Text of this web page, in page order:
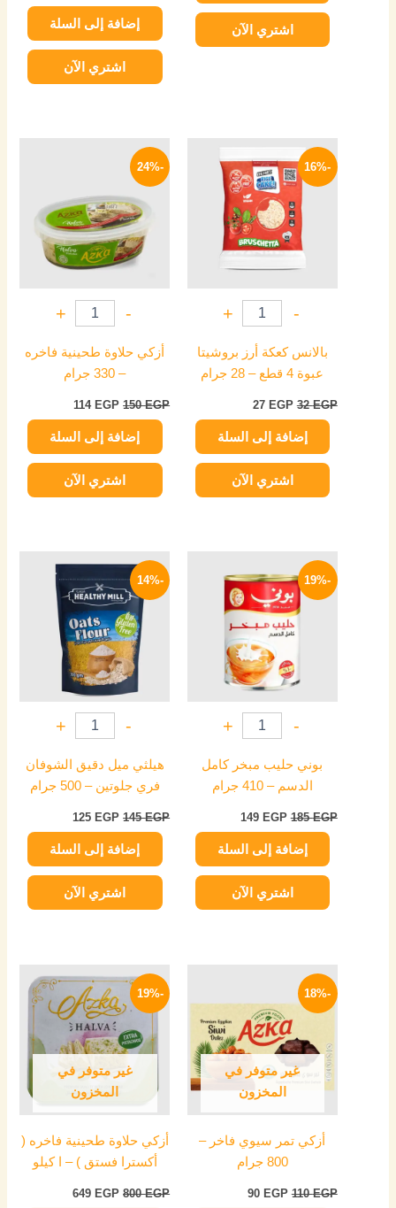
اشتري الآن إضافة إلى السلة
اشتري الآن
-16%
-
+
بالانس كعكة أرز بروشيتا
عبوة 4 قطع – 28 جرام
32EGP
الأصلي
هو:
32 EGP.
27 EGP
الحالي
هو:
27 EGP.
إضافة إلى السلة
اشتري الآن
-24%
-
+
أزكي حلاوة طحينية فاخره
– 330 جرام
150EGP
114 EGP
إضافة إلى السلة
اشتري الآن
-19%
-
+
بوني حليب مبخر كامل
الدسم – 410 جرام
185EGP
الأصلي
هو:
185 EGP.
149 EGP
الحالي
هو:
149 EGP.
إضافة إلى السلة
اشتري الآن
-14%
-
+
هيلثي ميل دقيق الشوفان
فري جلوتين – 500 جرام
145EGP
هو:
145 EGP.
125 EGP
الحالي
هو:
125 EGP.
إضافة إلى السلة
اشتري الآن
-18%
غير متوفر في
المخزون
أزكي تمر سيوي فاخر –
800 جرام
110EGP
هو:
110 EGP.
90 EGP
هو:
-19%
غير متوفر في
المخزون
أزكي حلاوة طحينية فاخره (
أكسترا فستق ) – ا كيلو
800EGP
الأصلي
هو:
800 EGP.
649 EGP
الحالي
هو:
649 EGP.